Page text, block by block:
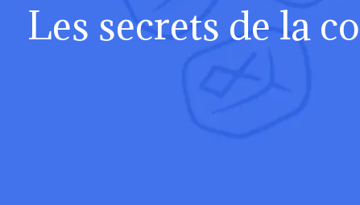
Les secrets de la